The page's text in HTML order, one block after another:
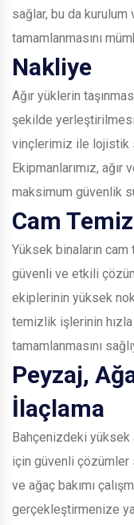
sağlar, bu da kurulum
tamamlanmasını
Nakliye
Ağır yüklerin
şekilde
vinçlerimiz ile lojistik
Ekipmanlarımız, ağır
maksimum güvenlik
Cam
Yüksek binaların
güvenli ve etkili
ekiplerinin yüksek
temizlik işlerinin
tamamlanmasını
Peyzaj,
İlaçlama
Bahçenizdeki yüksek
için güvenli
ve ağaç bakımı
gerçekleştirmenize